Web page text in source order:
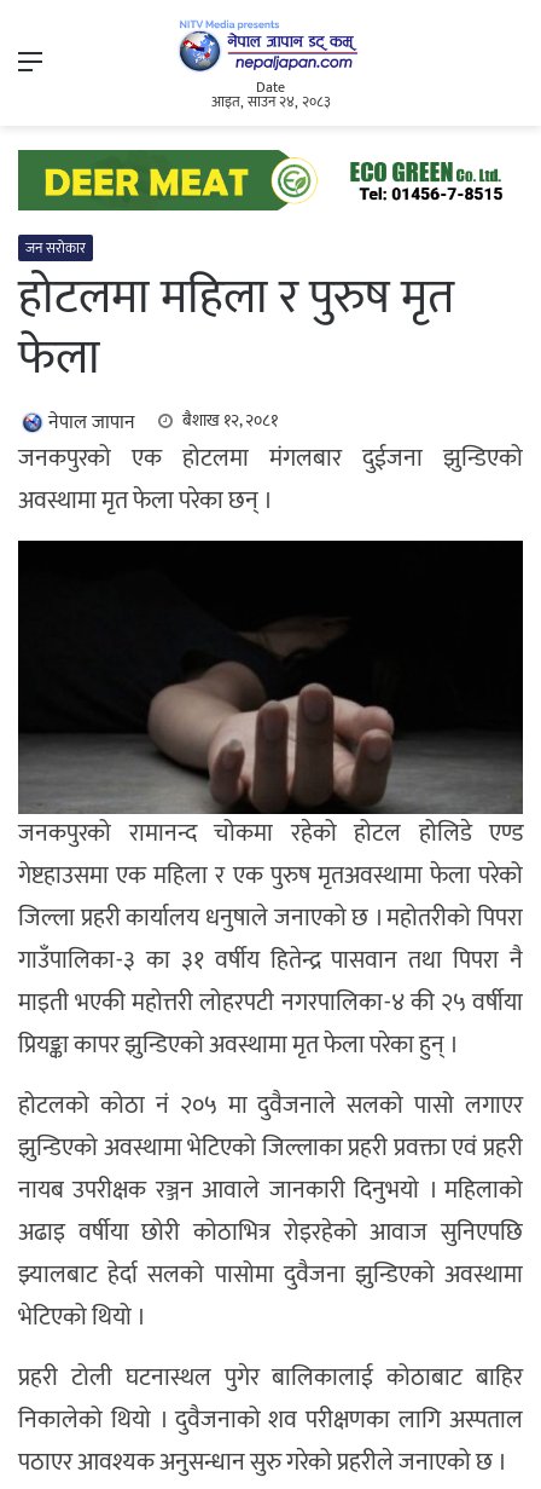
Menu
Date
आइत, साउन २४, २०८३
जन सरोकार
होटलमा महिला र पुरुष मृत
फेला
नेपाल जापान बैशाख १२, २०८१
जनकपुरको एक होटलमा मंगलबार दुईजना झुन्डिएको
अवस्थामा मृत फेला परेका छन् ।
जनकपुरको रामानन्द चोकमा रहेको होटल होलिडे एण्ड
गेष्टहाउसमा एक महिला र एक पुरुष मृतअवस्थामा फेला परेको
जिल्ला प्रहरी कार्यालय धनुषाले जनाएको छ । महोतरीको पिपरा
गाउँपालिका-३ का ३१ वर्षीय हितेन्द्र पासवान तथा पिपरा नै
माइती भएकी महोत्तरी लोहरपटी नगरपालिका-४ की २५ वर्षीया
प्रियङ्का कापर झुन्डिएको अवस्थामा मृत फेला परेका हुन् ।
होटलको कोठा नं २०५ मा दुवैजनाले सलको पासो लगाएर
झुन्डिएको अवस्थामा भेटिएको जिल्लाका प्रहरी प्रवक्ता एवं प्रहरी
नायब उपरीक्षक रञ्जन आवाले जानकारी दिनुभयो । महिलाको
अढाइ वर्षीया छोरी कोठाभित्र रोइरहेको आवाज सुनिएपछि
झ्यालबाट हेर्दा सलको पासोमा दुवैजना झुन्डिएको अवस्थामा
भेटिएको थियो ।
प्रहरी टोली घटनास्थल पुगेर बालिकालाई कोठाबाट बाहिर
निकालेको थियो । दुवैजनाको शव परीक्षणका लागि अस्पताल
पठाएर आवश्यक अनुसन्धान सुरु गरेको प्रहरीले जनाएको छ ।